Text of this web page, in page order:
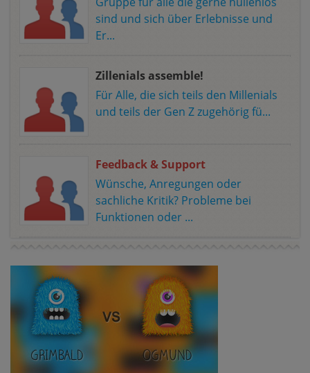
sind und sich über Erlebnisse und
Er...
Zillenials assemble!
Für Alle, die sich teils den Millenials
und teils der Gen Z zugehörig fü...
Feedback & Support
Wünsche, Anregungen oder
sachliche Kritik? Probleme bei
Funktionen oder ...